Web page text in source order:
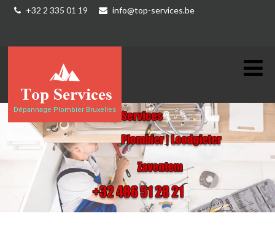
+32 2 335 01 19 info@top-services.be
Dépannage Plombier Bruxelles